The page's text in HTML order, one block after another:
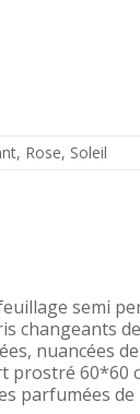
, Rose, Soleil
semi
changeants
nuancées
prostré 60*60
parfumées de